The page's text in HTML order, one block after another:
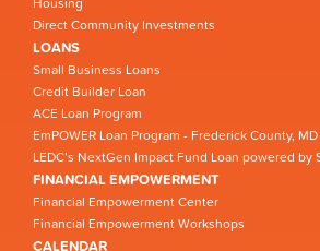
Direct Community Investments
LOANS
Small Business Loans
Credit Builder Loan
ACE Loan Program
EmPOWER Loan Program - Frederick County, MD
LEDC’s NextGen Impact Fund Loan powered by
FINANCIAL EMPOWERMENT
Financial Empowerment Center
Financial Empowerment Workshops
CALENDAR